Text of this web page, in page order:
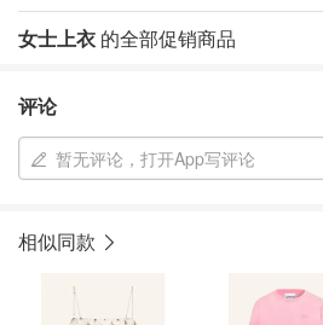
女士上衣 的全部促销商品
评论
暂无评论，打开App写评论
相似同款